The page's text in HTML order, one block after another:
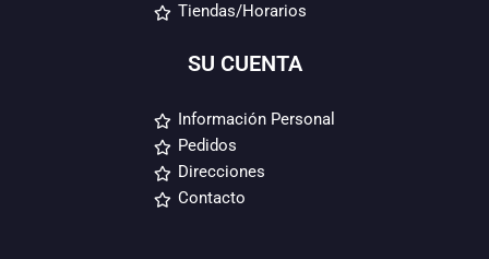
Tiendas/Horarios
SU CUENTA
Información Personal
Pedidos
Direcciones
Contacto